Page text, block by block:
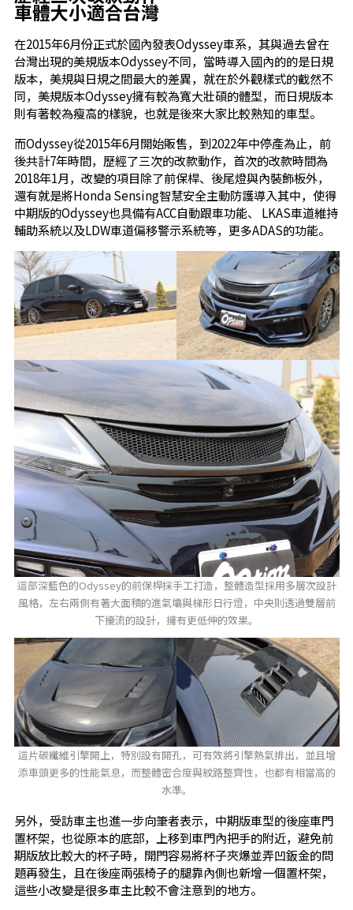
車體大小適合台灣
在2015年6月份正式於國內發表Odyssey車系，其與過去曾在
台灣出現的美規版本Odyssey不同，當時導入國內的的是日規
版本，美規與日規之間最大的差異，就在於外觀樣式的截然不
同，美規版本Odyssey擁有較為寬大壯碩的體型，而日規版本
則有著較為瘦高的樣貌，也就是後來大家比較熟知的車型。
而Odyssey從2015年6月開始販售，到2022年中停產為止，前
後共計7年時間，歷經了三次的改款動作，首次的改款時間為
2018年1月，改變的項目除了前保桿、後尾燈與內裝飾板外，
還有就是將Honda Sensing智慧安全主動防護導入其中，使得
中期版的Odyssey也具備有ACC自動跟車功能、 LKAS車道維持
輔助系統以及LDW車道偏移警示系統等，更多ADAS的功能。
這部深藍色的Odyssey的前保桿採手工打造，整體造型採用多層次設計
風格，左右兩側有著大面積的進氣壩與梯形日行燈，中央則透過雙層前
下擾流的設計，擁有更低伸的效果。
這片碳纖維引擎開上，特別設有開孔，可有效將引擎熱氣排出，並且增
添車頭更多的性能氣息，而整體密合度與紋路整齊性，也都有相當高的
水準。
另外，受訪車主也進一步向筆者表示，中期版車型的後座車門
置杯架，也從原本的底部，上移到車門內把手的附近，避免前
期版放比較大的杯子時，開門容易將杯子夾爆並弄凹鈑金的問
題再發生，且在後座兩張椅子的腿靠內側也新增一個置杯架，
這些小改變是很多車主比較不會注意到的地方。